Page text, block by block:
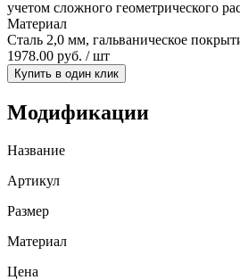
учетом сложного геометрического
Материал
Сталь 2,0 мм, гальваническое
1978.00 руб. / шт
Купить в один клик
Модификации
Название
Артикул
Размер
Материал
Цена